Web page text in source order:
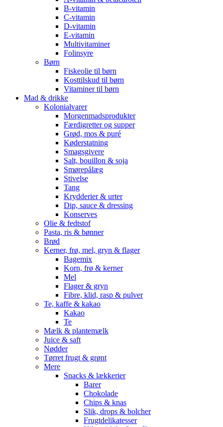
B-vitamin
C-vitamin
D-vitamin
E-vitamin
Multivitaminer
Folinsyre
Børn
Fiskeolie til børn
Kosttilskud til børn
Vitaminer til børn
Mad & drikke
Kolonialvarer
Morgenmadsprodukter
Færdigretter og supper
Grød, mos & puré
Køderstatning
Smagsgivere
Salt, bouillon & soja
Smørepålæg
Stivelse
Tang
Krydderier & urter
Dip, sauce & dressing
Konserves
Olie & fedtstof
Pasta, ris & bønner
Brød
Kerner, frø, mel, gryn & flager
Bagemix
Korn, frø & kerner
Mel
Flager & gryn
Fibre, klid, rasp & pulver
Te, kaffe & kakao
Kakao
Te
Mælk & plantemælk
Juice & saft
Nødder
Tørret frugt & grønt
Mere
Snacks & lækkerier
Barer
Chokolade
Chips & knas
Slik, drops & bolcher
Frugtdelikatesser